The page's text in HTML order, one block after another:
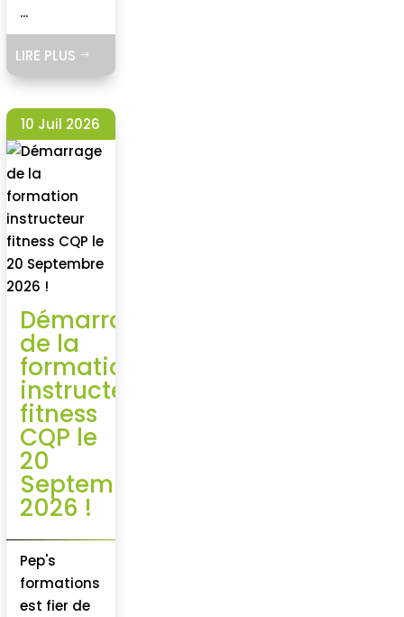
...
LIRE PLUS $
10 Juil 2026
Démarrage
de la
formation
instructeur
fitness
CQP le
20
Septembre
2026 !
Pep's
formations
est fier de